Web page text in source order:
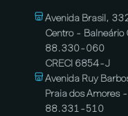
Avenida Brasil,
Centro -
88.330-060
CRECI 6854-J
Avenida Ruy
Praia dos Amores
88.331-510